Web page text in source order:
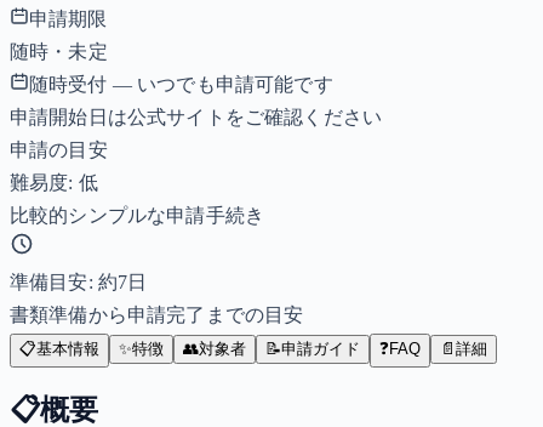
申請期限
随時・未定
随時受付 — いつでも申請可能です
申請開始日は公式サイトをご確認ください
申請の目安
難易度: 低
比較的シンプルな申請手続き
準備目安: 約7日
書類準備から申請完了までの目安
📋基本情報 ✨特徴 👥対象者 📝申請ガイド ❓FAQ 📄 詳細
📋概要